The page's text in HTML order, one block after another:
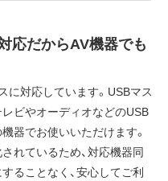
応だからAV機器でも
に対応しています。USBマス
ビやオーディオなどのUSB
器でお使いいただけます。
れているため、対応機器同
ることなく、安心してご利